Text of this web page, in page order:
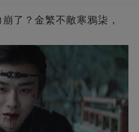
了？金繁不敵寒鴉柒，